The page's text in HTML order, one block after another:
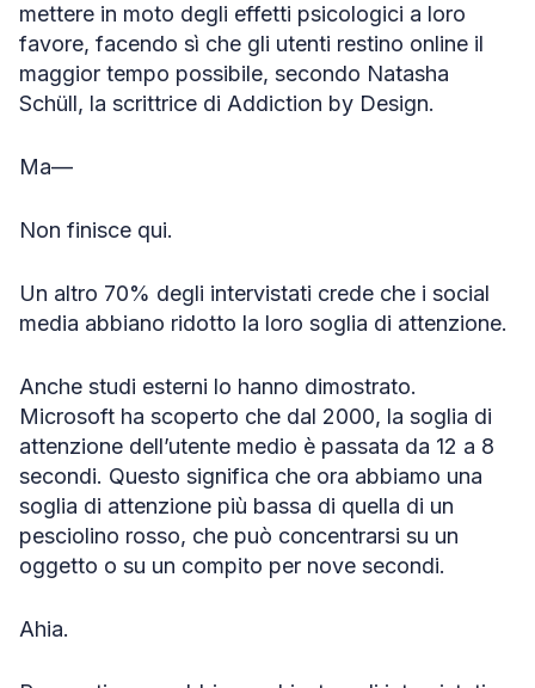
mettere in moto degli effetti psicologici a loro
favore, facendo sì che gli utenti restino online il
maggior tempo possibile, secondo Natasha
Schüll, la scrittrice di Addiction by Design.
Ma—
Non finisce qui.
Un altro 70% degli intervistati crede che i social
media abbiano ridotto la loro soglia di attenzione.
Anche studi esterni lo hanno dimostrato.
Microsoft ha scoperto che dal 2000, la soglia di
attenzione dell’utente medio è passata da 12 a 8
secondi. Questo significa che ora abbiamo una
soglia di attenzione più bassa di quella di un
pesciolino rosso, che può concentrarsi su un
oggetto o su un compito per nove secondi.
Ahia.